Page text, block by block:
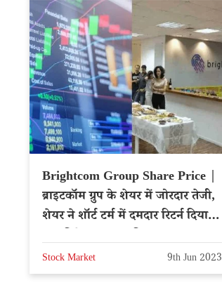
Brightcom Group Share Price |
ब्राइटकॉम ग्रुप के शेयर में जोरदार तेजी,
शेयर ने शॉर्ट टर्म में दमदार रिटर्न दिया,
Stock Market 9th Jun 2023